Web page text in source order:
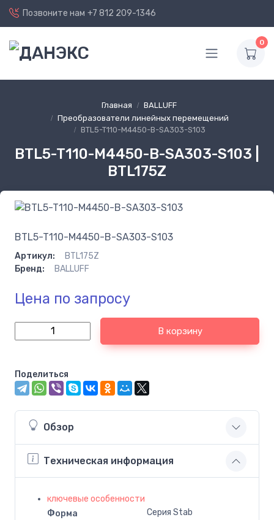
Позвоните нам +7 812 209-1346
0
Главная
BALLUFF
Преобразователи линейных перемещений
BTL5-T110-M4450-B-SA303-S103
BTL5-T110-M4450-B-SA303-S103 |
BTL175Z
BTL5-T110-M4450-B-SA303-S103
Артикул:
BTL175Z
Бренд:
BALLUFF
Цена по запросу
В корзину
Поделиться
Обзор
Техническая информация
ключевые особенности
Форма
Серия Stab